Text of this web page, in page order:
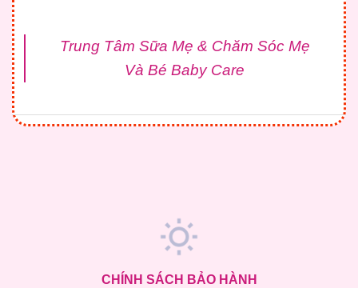
Trung Tâm Sữa Mẹ & Chăm Sóc Mẹ
Và Bé Baby Care
CHÍNH SÁCH BẢO HÀNH